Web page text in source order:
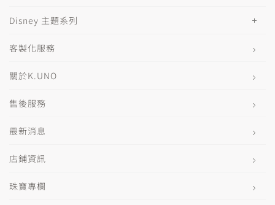
Disney 主題系列
客製化服務
關於K.UNO
售後服務
最新消息
店鋪資訊
珠寶專欄